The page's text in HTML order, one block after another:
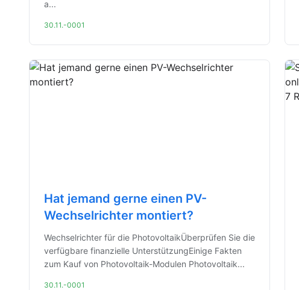
a...
30.11.-0001
Hat jemand gerne einen PV-
Wechselrichter montiert?
Wechselrichter für die PhotovoltaikÜberprüfen Sie die
verfügbare finanzielle UnterstützungEinige Fakten
zum Kauf von Photovoltaik-Modulen Photovoltaik...
30.11.-0001